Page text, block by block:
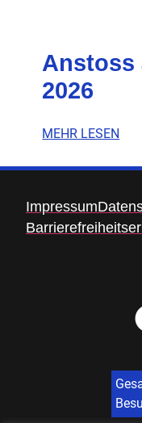
Anstoss
2026
MEHR LESEN
Impressum